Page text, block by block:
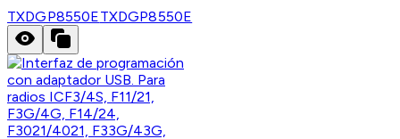
TXDGP8550ETXDGP8550E